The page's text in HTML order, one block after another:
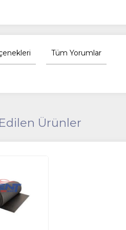
Tüm Yorumlar
Ürünler